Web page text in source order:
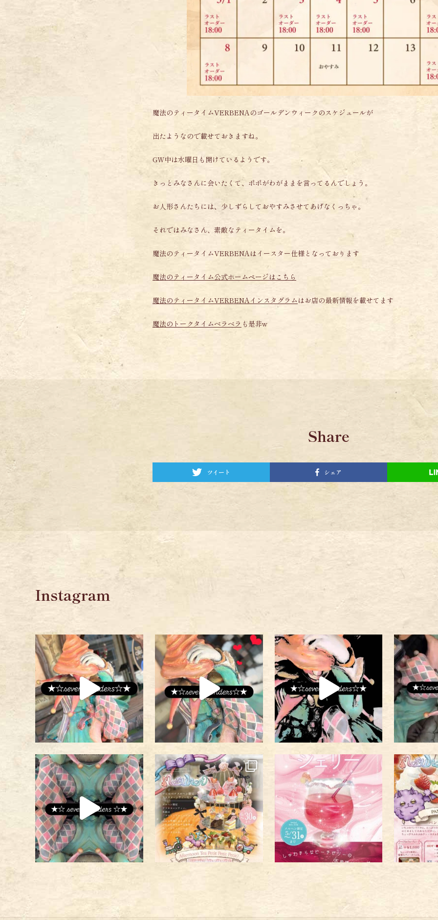
魔法のティータイムVERBENAのゴールデンウィークのスケジュールが
出たようなので載せておきますね。
GW中は水曜日も開けているようです。
きっとみなさんに会いたくて、ポポがわがままを言ってるんでしょう。
お人形さんたちには、少しずらしておやすみさせてあげなくっちゃ。
それではみなさん、素敵なティータイムを。
魔法のティータイムVERBENAはイースター仕様となっております
魔法のティータイム公式ホームページはこちら
魔法のティータイムVERBENAインスタグラム はお店の最新情報を載せてます
魔法のトークタイムベラベラ も是非w
Share
ツイート シェア
Instagram